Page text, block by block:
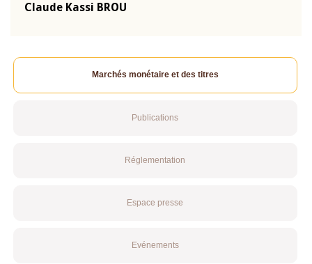
Claude Kassi BROU
Marchés monétaire et des titres
Publications
Réglementation
Espace presse
Evénements